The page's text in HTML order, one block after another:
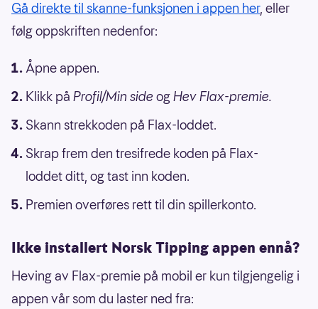
Gå direkte til skanne-funksjonen i appen her, eller
følg oppskriften nedenfor:
Åpne appen.
Klikk på Profil/Min side ogHev Flax-premie.
Skann strekkoden på Flax-loddet.
Skrap frem den tresifrede koden på Flax-
loddet ditt, og tast inn koden.
Premien overføres rett til din spillerkonto.
Ikke installert Norsk Tipping appen ennå?
Heving av Flax-premie på mobil er kun tilgjengelig i
appen vår som du laster ned fra: